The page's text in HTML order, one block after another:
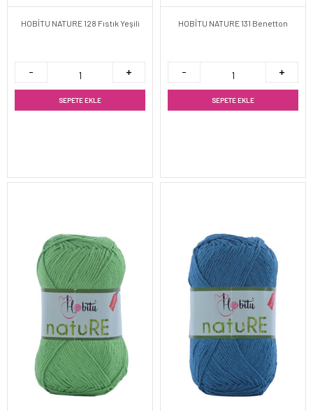
HOBİTU NATURE 128 Fıstık Yeşili
SEPETE EKLE
HOBİTU NATURE 131 Benetton
SEPETE EKLE